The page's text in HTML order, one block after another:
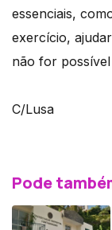
essenciais,
exercício,
não for
C/Lusa
Pode